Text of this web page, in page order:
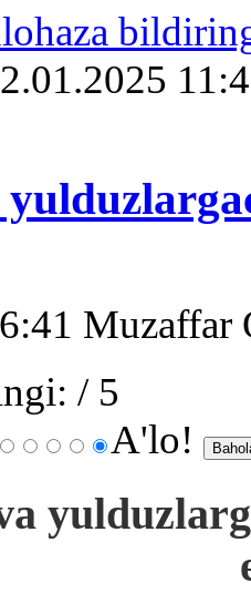
Muzaffar
/ 5
A'lo!